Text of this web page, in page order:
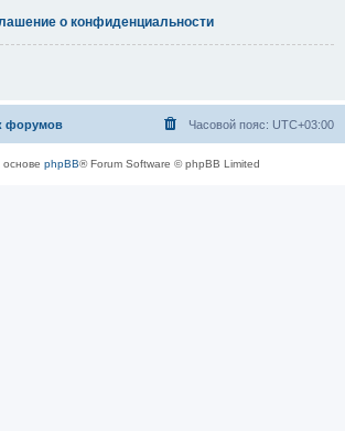
о конфиденциальности
форумов Часовой пояс: UTC+03:00
phpBB® Forum Software © phpBB Limited